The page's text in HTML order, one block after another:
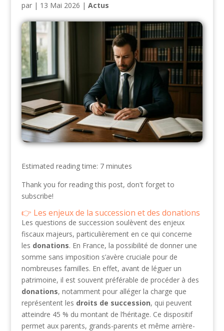
par | 13 Mai 2026 | Actus
Estimated reading time: 7 minutes
Thank you for reading this post, don't forget to
subscribe!
Les enjeux de la succession et des donations
Les questions de succession soulèvent des enjeux
fiscaux majeurs, particulièrement en ce qui concerne
les donations. En France, la possibilité de donner une
somme sans imposition s’avère cruciale pour de
nombreuses familles. En effet, avant de léguer un
patrimoine, il est souvent préférable de procéder à des
donations, notamment pour alléger la charge que
représentent les droits de succession, qui peuvent
atteindre 45 % du montant de l’héritage. Ce dispositif
permet aux parents, grands-parents et même arrière-